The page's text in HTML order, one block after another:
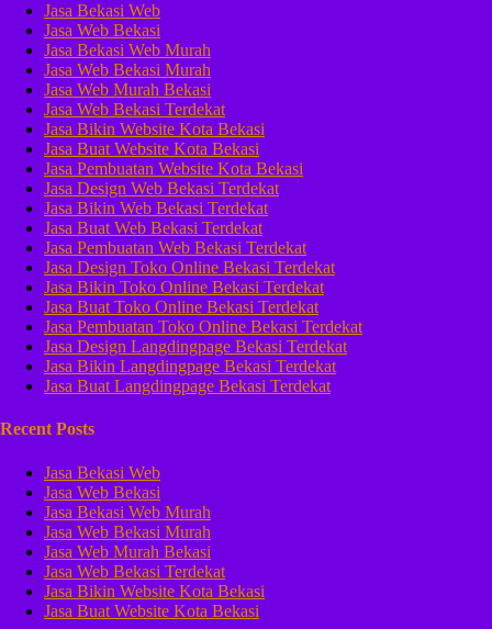
Jasa Bekasi Web
Jasa Web Bekasi
Jasa Bekasi Web Murah
Jasa Web Bekasi Murah
Jasa Web Murah Bekasi
Jasa Web Bekasi Terdekat
Jasa Bikin Website Kota Bekasi
Jasa Buat Website Kota Bekasi
Jasa Pembuatan Website Kota Bekasi
Jasa Design Web Bekasi Terdekat
Jasa Bikin Web Bekasi Terdekat
Jasa Buat Web Bekasi Terdekat
Jasa Pembuatan Web Bekasi Terdekat
Jasa Design Toko Online Bekasi Terdekat
Jasa Bikin Toko Online Bekasi Terdekat
Jasa Buat Toko Online Bekasi Terdekat
Jasa Pembuatan Toko Online Bekasi Terdekat
Jasa Design Langdingpage Bekasi Terdekat
Jasa Bikin Langdingpage Bekasi Terdekat
Jasa Buat Langdingpage Bekasi Terdekat
Recent Posts
Jasa Bekasi Web
Jasa Web Bekasi
Jasa Bekasi Web Murah
Jasa Web Bekasi Murah
Jasa Web Murah Bekasi
Jasa Web Bekasi Terdekat
Jasa Bikin Website Kota Bekasi
Jasa Buat Website Kota Bekasi